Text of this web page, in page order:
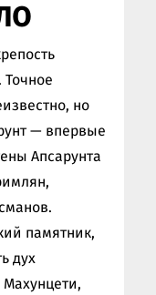
но
— впервые
Апсарунта
памятник,
дух